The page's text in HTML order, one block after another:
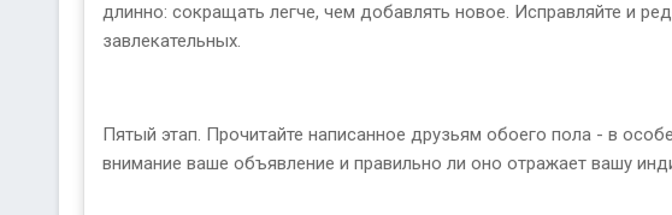
длинно: сокращать легче, чем добавлять новое. Исправляйте и
завлекательных.
Пятый этап. Прочитайте написанное друзьям обоего пола - в
внимание ваше объявление и правильно ли оно отражает вашу